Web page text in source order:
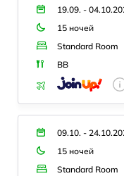
19.09. -
15 ночей
Standard Room
BB
09.10. -
15 ночей
Standard Room